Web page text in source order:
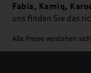
Fabia, Kamiq,
uns finden Sie das
Alle Preise verstehen